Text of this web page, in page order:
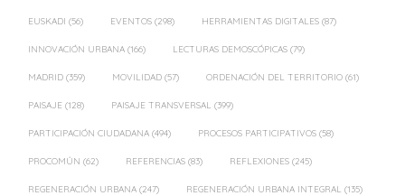
EUSKADI (56) EVENTOS (298) HERRAMIENTAS DIGITALES (87)
INNOVACIÓN URBANA (166) LECTURAS DEMOSCÓPICAS (79)
MADRID (359) MOVILIDAD (57) ORDENACIÓN DEL TERRITORIO (61)
PAISAJE (128) PAISAJE TRANSVERSAL (399)
PARTICIPACIÓN CIUDADANA (494) PROCESOS PARTICIPATIVOS (58)
PROCOMÚN (62) REFERENCIAS (83) REFLEXIONES (245)
REGENERACIÓN URBANA (247) REGENERACIÓN URBANA INTEGRAL (135)